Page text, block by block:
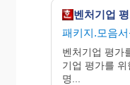
벤처기업
패키지.모음서
벤처기업 평가
기업 평가를
명...